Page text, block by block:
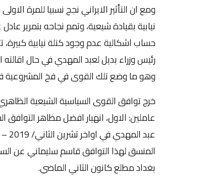
ومع ان التأثير الايراني نجح نسبيا للمرة
نيابية بقيادة شيعية، وتمم نجاحه بتمرير
حساب اشكالية عدم وجود كتلة نيابية
رئيس وزراء بديل لعبد المهدي في حال اقالته
وهو ما وضع تلك القوى في فخ المشروعية
خرج توافق القوى السياسية الشيعية
عاملين: الاول، انهيار افضل مظاهر
المنسق لهذا التوافق قاسم سليماني عن
بغداد مطلع كانون الثاني الماضي.